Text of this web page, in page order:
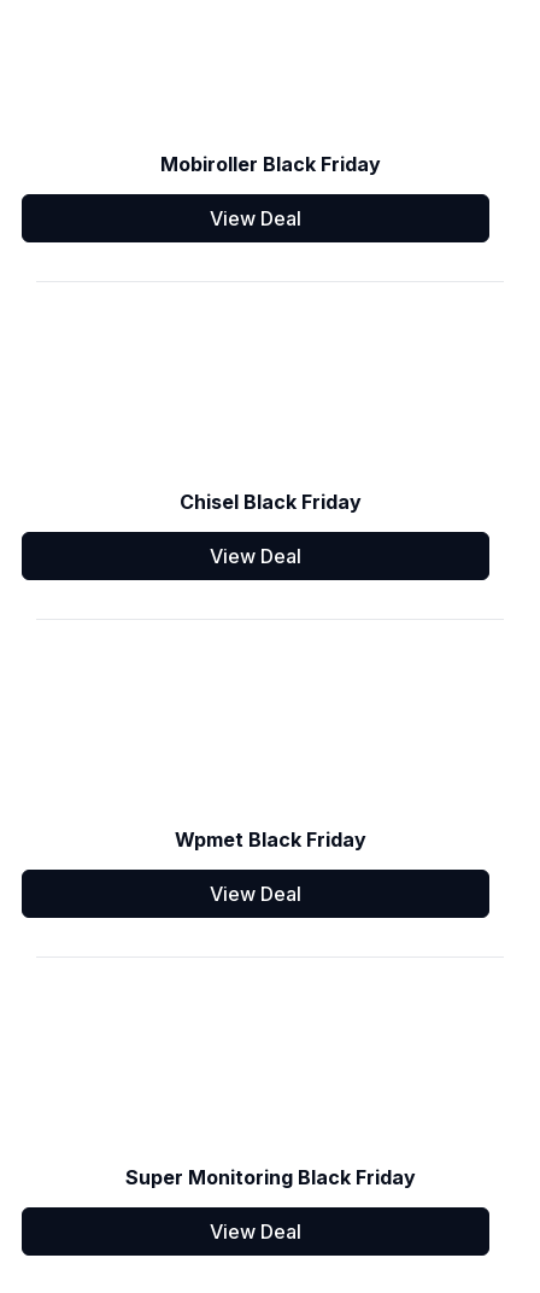
Mobiroller Black Friday
View Deal
Chisel Black Friday
View Deal
Wpmet Black Friday
View Deal
Super Monitoring Black Friday
View Deal